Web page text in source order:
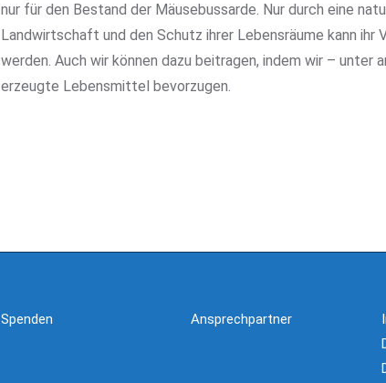
nur für den Bestand der Mäusebussarde. Nur durch eine
Landwirtschaft und den Schutz ihrer Lebensräume kann ihr
werden. Auch wir können dazu beitragen, indem wir – unter
erzeugte Lebensmittel bevorzugen.
Spenden Ansprechpartner